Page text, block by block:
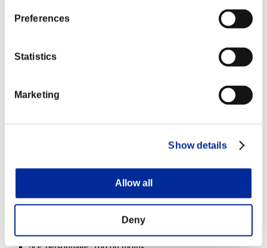
Preferences
Statistics
Marketing
Show details
Allow all
Deny
NV personnage: 40 ou moins
Récompenses